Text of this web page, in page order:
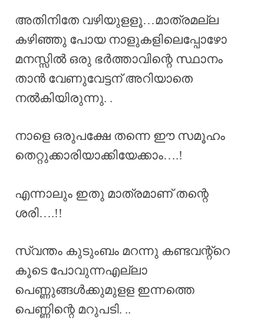
അതിനിതേ വഴിയുളളൂ…മാത്രമല്ല
കഴിഞ്ഞു പോയ നാളുകളിലെപ്പോഴോ
മനസ്സിൽ ഒരു ഭർത്താവിന്റെ സ്ഥാനം
താൻ വേണുവേട്ടന് അറിയാതെ
നൽകിയിരുന്നു. .
നാളെ ഒരുപക്ഷേ തന്നെ ഈ സമൂഹം
തെറ്റുക്കാരിയാക്കിയേക്കാം….!
എന്നാലും ഇതു മാത്രമാണ് തന്റെ
ശരി….!!
സ്വന്തം കുടുംബം മറന്നു കണ്ടവന്റ്റെ
കൂടെ പോവുന്നഎല്ലാ
പെണ്ണുങ്ങൾക്കുമുളള ഇന്നത്തെ
പെണ്ണിന്റെ മറുപടി. ..